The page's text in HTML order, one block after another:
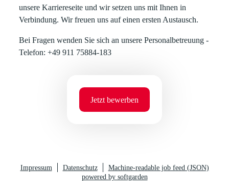
unsere Karriereseite und wir setzen uns mit Ihnen in
Verbindung. Wir freuen uns auf einen ersten Austausch.
Bei Fragen wenden Sie sich an unsere Personalbetreuung -
Telefon: +49 911 75884-183
Jetzt bewerben
Impressum Datenschutz
Machine-readable job feed (JSON)
powered by softgarden